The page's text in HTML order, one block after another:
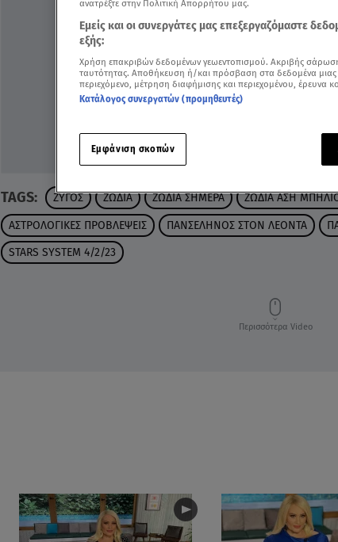
TAGS: ΖΥΓΟΣ ΖΩΔΙΑ ΖΩΔΙΑ ΣΗΜΕΡΑ ΖΩΔΙΑ ΑΣΗ
ΑΣΤΡΟΛΟΓΙΚΕΣ ΠΡΟΒΛΕΨΕΙΣ ΠΑΝΣΕΛΗΝΟΣ ΣΤΟΝ ΛΕΟΝΤΑ
STARS SYSTEM 4/2/23
Περισσότερα Video
ανατρέξτε στην Πολιτική Απορρήτου μας.
Εμείς και οι συνεργάτες μας επεξεργαζόμαστε
εξής:
Χρήση επακριβών δεδομένων γεωεντοπισμού. Ακριβής
ταυτότητας. Αποθήκευση ή/και πρόσβαση στα δεδομένα μιας
περιεχόμενο, μέτρηση διαφήμισης και περιεχομένου, έρευνα
Κατάλογος συνεργατών (προμηθευτές)
Εμφάνιση σκοπών